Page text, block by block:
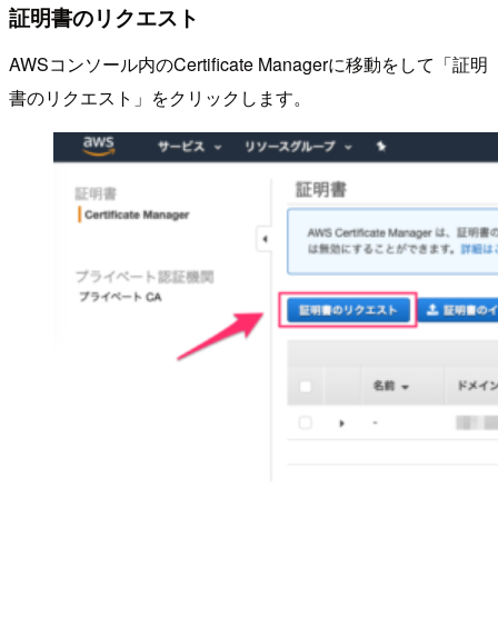
証明書のリクエスト
AWSコンソール内のCertificate Managerに移動をして「証明
書のリクエスト」をクリックします。